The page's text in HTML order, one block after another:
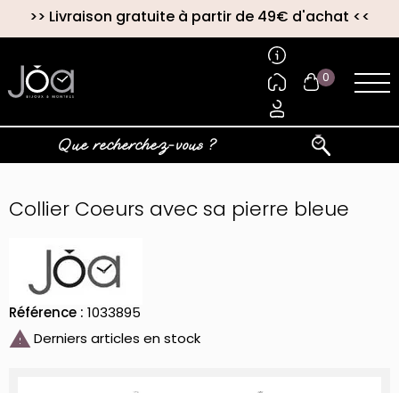
>> Livraison gratuite à partir de 49€ d'achat <<
0
Collier Coeurs avec sa pierre bleue
Référence : 1033895
 Derniers articles en stock